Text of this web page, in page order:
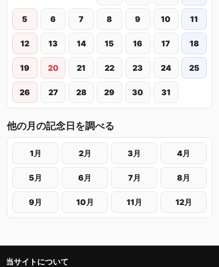
5 6 7 8 9 10 11
12 13 14 15 16 17 18
19 20 21 22 23 24 25
26 27 28 29 30 31
他の月の記念日を調べる
1月 2月 3月 4月
5月 6月 7月 8月
9月 10月 11月 12月
当サイトについて